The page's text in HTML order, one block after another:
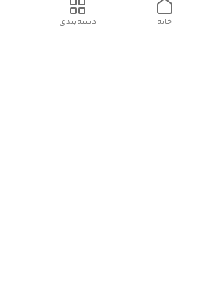
دسته‌بندی خانه